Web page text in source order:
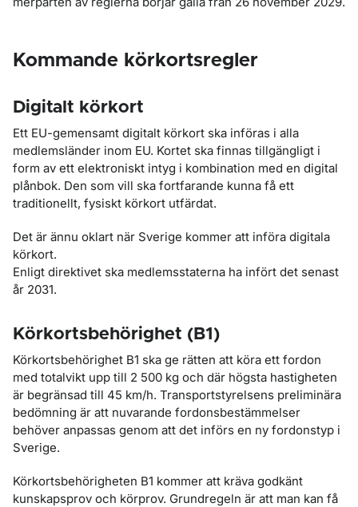
Kommande körkortsregler
Digitalt körkort
Ett EU-gemensamt digitalt körkort ska införas i alla
medlemsländer inom EU. Kortet ska finnas tillgängligt i
form av ett elektroniskt intyg i kombination med en digital
plånbok. Den som vill ska fortfarande kunna få ett
traditionellt, fysiskt körkort utfärdat.
Det är ännu oklart när Sverige kommer att införa digitala
körkort.
Enligt direktivet ska medlemsstaterna ha infört det senast
år 2031.
Körkortsbehörighet (B1)
Körkortsbehörighet B1 ska ge rätten att köra ett fordon
med totalvikt upp till 2 500 kg och där högsta hastigheten
är begränsad till 45 km/h. Transportstyrelsens preliminära
bedömning är att nuvarande fordonsbestämmelser
behöver anpassas genom att det införs en ny fordonstyp i
Sverige.
Körkortsbehörigheten B1 kommer att kräva godkänt
kunskapsprov och körprov. Grundregeln är att man kan få